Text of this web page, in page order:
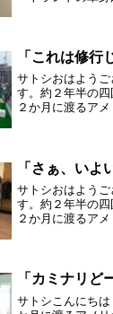
し、東京品川区
「これは修行
サトシおはよう
す。約２年半の
２か月に渡るア
て、２０２１年
「さぁ、いよ
サトシおはよう
す。約２年半の
２か月に渡るア
て、２０２１年
「カミナリど
サトシこんにち